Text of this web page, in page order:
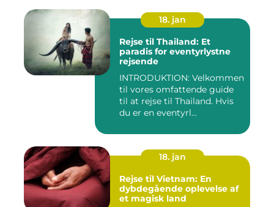
18. jan
Rejse til Thailand: Et
paradis for eventyrlystne
rejsende
INTRODUKTION: Velkommen
til vores omfattende guide
til at rejse til Thailand. Hvis
du er en eventyrl...
18. jan
Rejse til Vietnam: En
dybdegående oplevelse af
et magisk land